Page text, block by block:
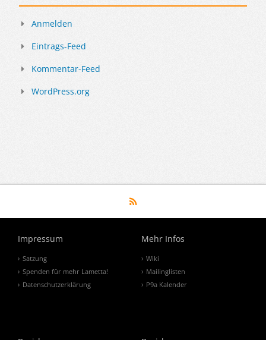
Anmelden
Eintrags-Feed
Kommentar-Feed
WordPress.org
Impressum
Satzung
Spenden für mehr Lametta!
Datenschutzerklärung
Mehr Infos
Wiki
Mailinglisten
P9a Kalender